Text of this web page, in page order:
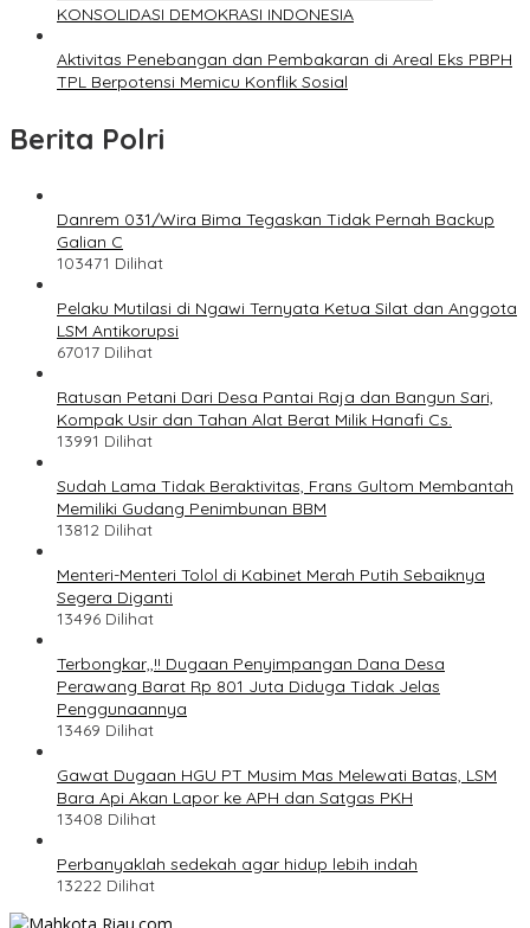
KONSOLIDASI DEMOKRASI INDONESIA
Aktivitas Penebangan dan Pembakaran di Areal Eks PBPH
TPL Berpotensi Memicu Konflik Sosial
Berita Polri
Danrem 031/Wira Bima Tegaskan Tidak Pernah Backup
Galian C
103471 Dilihat
Pelaku Mutilasi di Ngawi Ternyata Ketua Silat dan Anggota
LSM Antikorupsi
67017 Dilihat
Ratusan Petani Dari Desa Pantai Raja dan Bangun Sari,
Kompak Usir dan Tahan Alat Berat Milik Hanafi Cs.
13991 Dilihat
Sudah Lama Tidak Beraktivitas, Frans Gultom Membantah
Memiliki Gudang Penimbunan BBM
13812 Dilihat
Menteri-Menteri Tolol di Kabinet Merah Putih Sebaiknya
Segera Diganti
13496 Dilihat
Terbongkar,,!! Dugaan Penyimpangan Dana Desa
Perawang Barat Rp 801 Juta Diduga Tidak Jelas
Penggunaannya
13469 Dilihat
Gawat Dugaan HGU PT Musim Mas Melewati Batas, LSM
Bara Api Akan Lapor ke APH dan Satgas PKH
13408 Dilihat
Perbanyaklah sedekah agar hidup lebih indah
13222 Dilihat